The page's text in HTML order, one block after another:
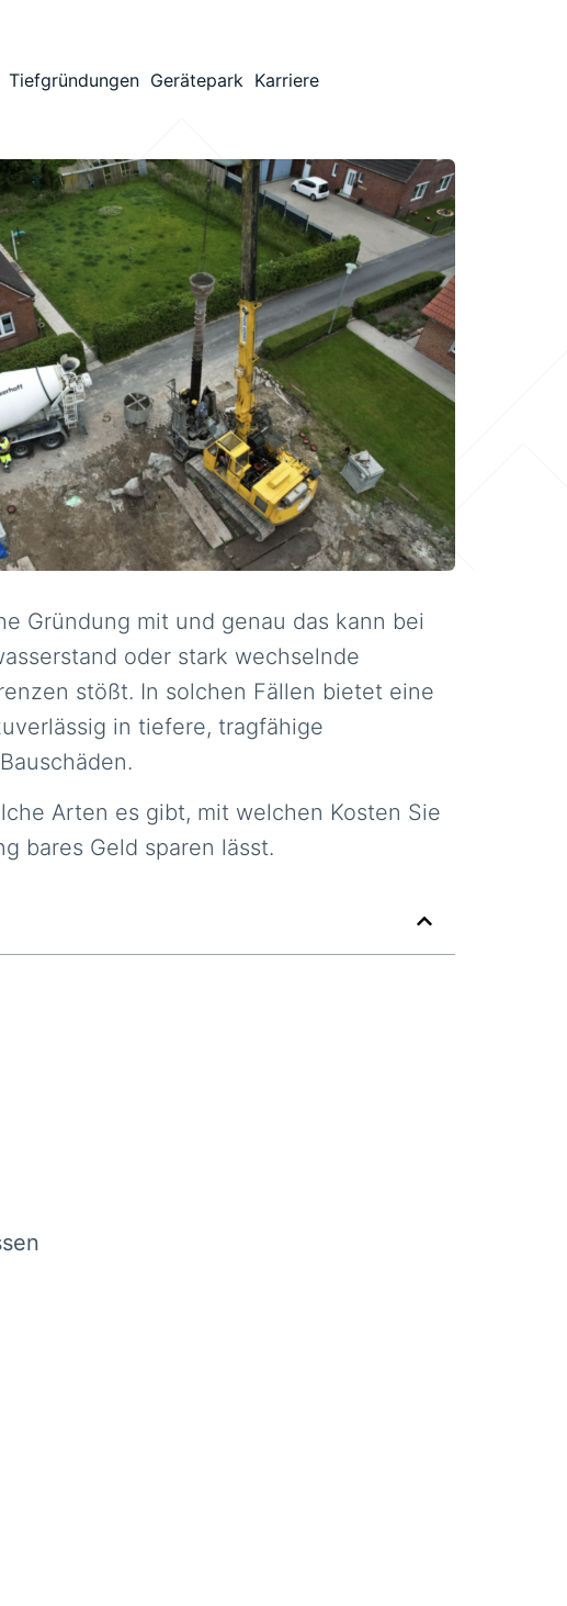
Tiefgründungen Gerätepark Karriere
Gründung mit und genau das kann bei
oder stark wechselnde
stößt. In solchen Fällen bietet eine
in tiefere, tragfähige
Arten es gibt, mit welchen Kosten Sie
bares Geld sparen lässt.